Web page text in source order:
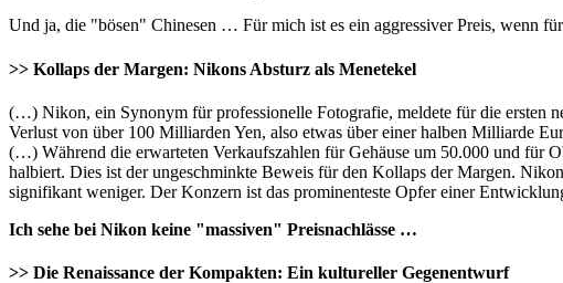
Und ja, die "bösen" Chinesen … Für mich ist es ein aggressiver Preis,
>> Kollaps der Margen: Nikons Absturz als Menetekel
(…) Nikon, ein Synonym für professionelle Fotografie, meldete für die ersten
Verlust von über 100 Milliarden Yen, also etwas über einer halben Milliarde
(…) Während die erwarteten Verkaufszahlen für Gehäuse um 50.000 und für
halbiert. Dies ist der ungeschminkte Beweis für den Kollaps der Margen.
signifikant weniger. Der Konzern ist das prominenteste Opfer einer
Ich sehe bei Nikon keine "massiven" Preisnachlässe …
>> Die Renaissance der Kompakten: Ein kultureller Gegenentwurf